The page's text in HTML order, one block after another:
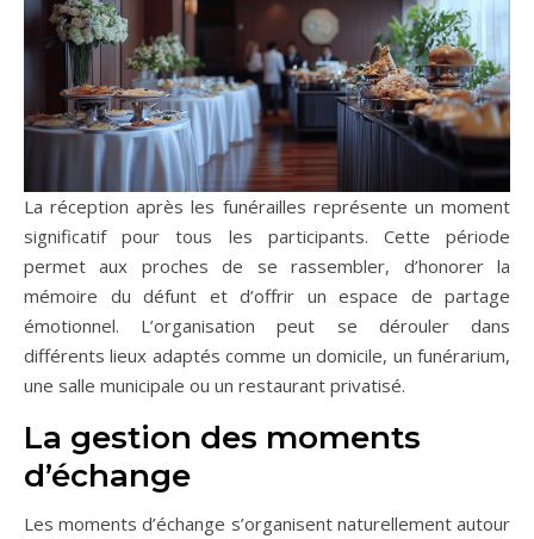
La réception après les funérailles représente un moment
significatif pour tous les participants. Cette période
permet aux proches de se rassembler, d’honorer la
mémoire du défunt et d’offrir un espace de partage
émotionnel. L’organisation peut se dérouler dans
différents lieux adaptés comme un domicile, un funérarium,
une salle municipale ou un restaurant privatisé.
La gestion des moments
d’échange
Les moments d’échange s’organisent naturellement autour